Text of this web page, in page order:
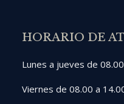
HORARIO DE
Lunes a jueves de
Viernes de 08.00 a